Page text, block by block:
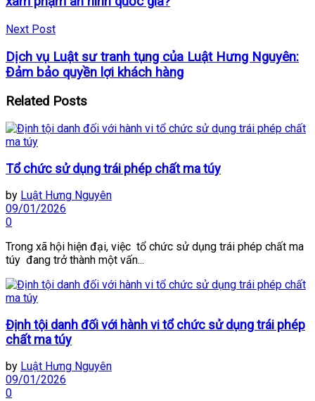
Next Post
Dịch vụ Luật sư tranh tụng của Luật Hưng Nguyên:
Đảm bảo quyền lợi khách hàng
Related Posts
Tổ chức sử dụng trái phép chất ma túy
by Luật Hưng Nguyên
09/01/2026
0
Trong xã hội hiện đại, việc tổ chức sử dụng trái phép chất ma
túy đang trở thành một vấn...
Định tội danh đối với hành vi tổ chức sử dụng trái phép
chất ma túy
by Luật Hưng Nguyên
09/01/2026
0